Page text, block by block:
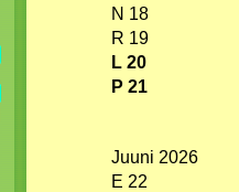
N 18
R 19
L 20
P 21
Juuni 2026
E 22